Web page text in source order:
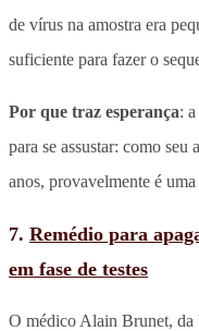
de vírus na amostra era
suficiente para fazer o
Por que traz esperança:
para se assustar: como
anos, provavelmente é
7. Remédio para
em fase de testes
O médico Alain Brunet,